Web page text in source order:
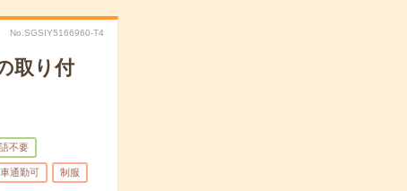
No.SGSIY5166960-T4
取り付
不要
車通勤可 制服